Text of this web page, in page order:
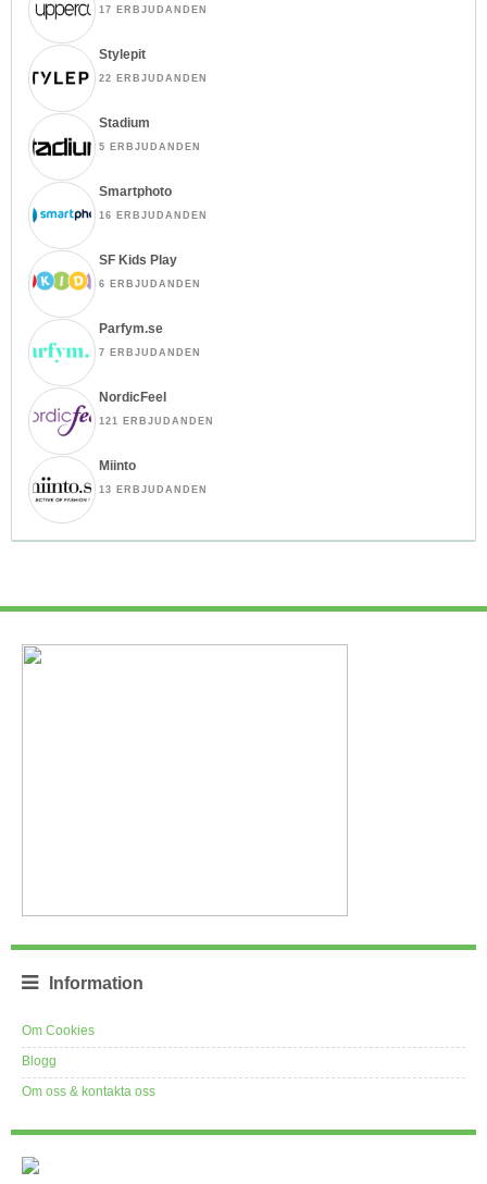
17 ERBJUDANDEN
Stylepit
22 ERBJUDANDEN
Stadium
5 ERBJUDANDEN
Smartphoto
16 ERBJUDANDEN
SF Kids Play
6 ERBJUDANDEN
Parfym.se
7 ERBJUDANDEN
NordicFeel
121 ERBJUDANDEN
Miinto
13 ERBJUDANDEN
Information
Om Cookies
Blogg
Om oss & kontakta oss